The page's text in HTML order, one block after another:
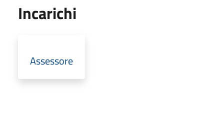
Incarichi
Assessore